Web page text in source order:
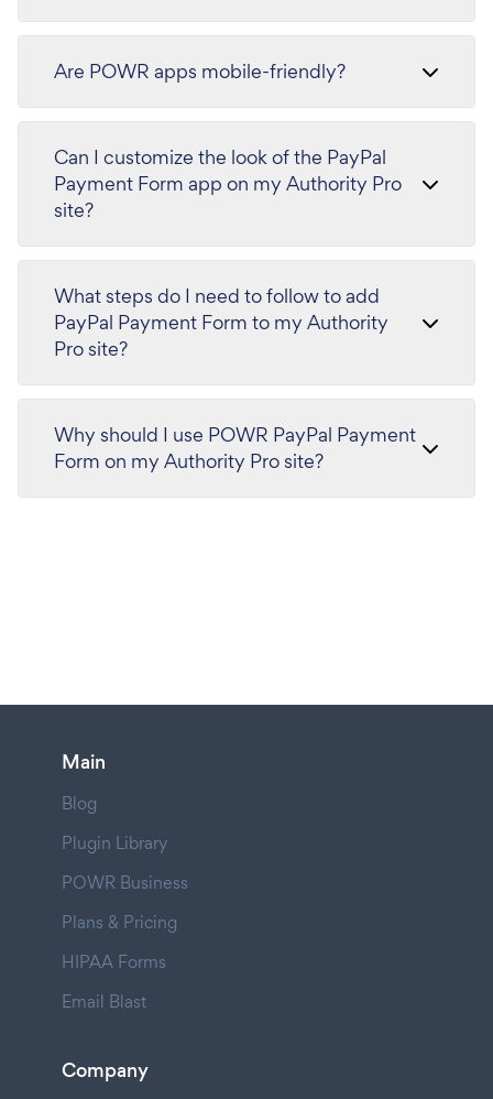
Are POWR apps mobile-friendly?
Can I customize the look of the PayPal
Payment Form app on my Authority Pro
site?
What steps do I need to follow to add
PayPal Payment Form to my Authority
Pro site?
Why should I use POWR PayPal Payment
Form on my Authority Pro site?
Main
Blog
Plugin Library
POWR Business
Plans & Pricing
HIPAA Forms
Email Blast
Company